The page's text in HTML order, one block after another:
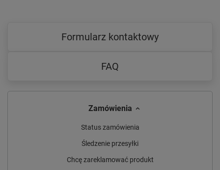
Formularz kontaktowy
FAQ
Zamówienia
Status zamówienia
Śledzenie przesyłki
Chcę zareklamować produkt